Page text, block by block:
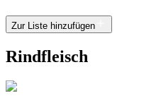
Zur Liste hinzufügen
Rindfleisch